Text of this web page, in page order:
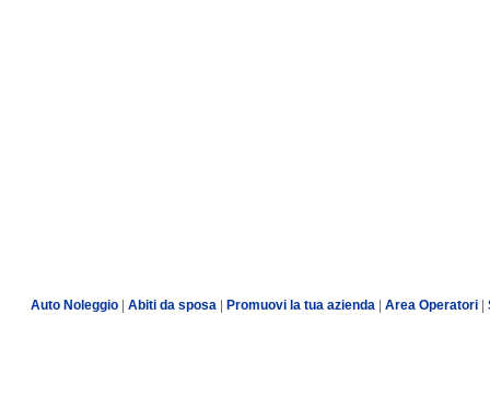
Auto Noleggio Abiti da sposa Promuovi la tua azienda Area Operatori